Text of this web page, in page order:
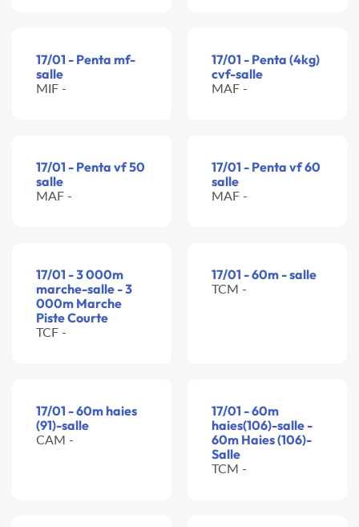
17/01 - Penta mf-
salle
MIF -
17/01 - Penta (4kg)
cvf-salle
MAF -
17/01 - Penta vf 50
salle
MAF -
17/01 - Penta vf 60
salle
MAF -
17/01 - 3 000m
marche-salle - 3
000m Marche
Piste Courte
TCF -
17/01 - 60m - salle
TCM -
17/01 - 60m haies
(91)-salle
CAM -
17/01 - 60m
haies(106)-salle -
60m Haies (106)-
Salle
TCM -